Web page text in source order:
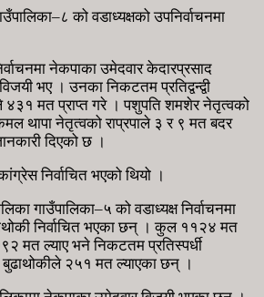
को वडाध्यक्षको उपनिर्वाचनमा
नेकपाका उमेदवार केदारप्रसाद
भए । उनका निकटतम प्रतिद्वन्द्वी
४३१ मत प्राप्त गरे । पशुपति शमशेर नेतृत्वको
थापा नेतृत्वको राप्रपाले ३ र ९ मत बदर
दिएको छ ।
निर्वाचित भएको थियो ।
गाउँपालिका–५ को वडाध्यक्ष निर्वाचनमा
निर्वाचित भएका छन् । कुल ११२४ मत
मत ल्याए भने निकटतम प्रतिस्पर्धी
२५१ मत ल्याएका छन् ।